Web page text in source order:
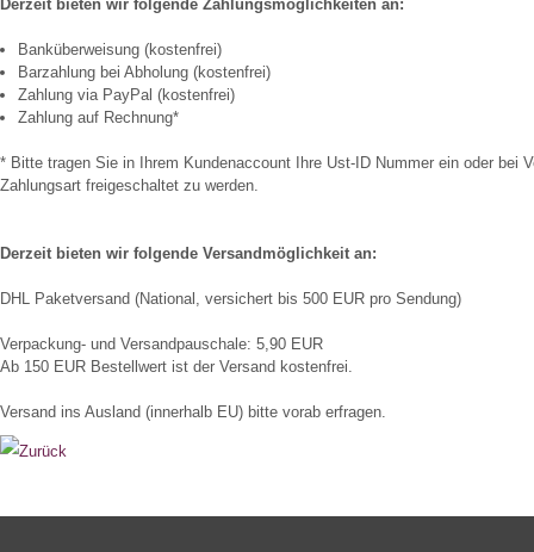
Derzeit bieten wir folgende Zahlungsmöglichkeiten an:
Banküberweisung (kostenfrei)
Barzahlung bei Abholung (kostenfrei)
Zahlung via PayPal (kostenfrei)
Zahlung auf Rechnung*
* Bitte tragen Sie in Ihrem Kundenaccount Ihre Ust-ID Nummer ein oder
Zahlungsart freigeschaltet zu werden.
Derzeit bieten wir folgende Versandmöglichkeit an:
DHL Paketversand (National, versichert bis 500 EUR pro Sendung)
Verpackung- und Versandpauschale: 5,90 EUR
Ab 150 EUR Bestellwert ist der Versand kostenfrei.
Versand ins Ausland (innerhalb EU) bitte vorab erfragen.